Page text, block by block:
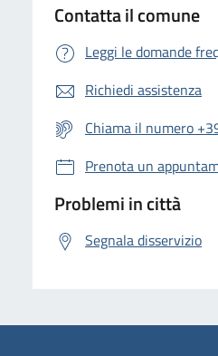
Contatta il comune
Leggi le domande
Richiedi assistenza
Chiama il numero
Prenota un
Problemi in città
Segnala disservizio